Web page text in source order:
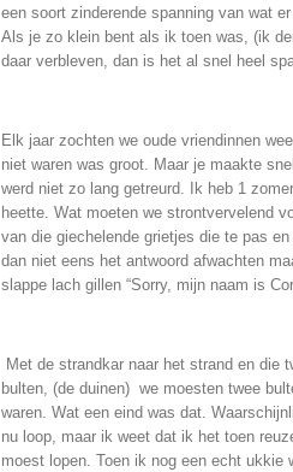
een soort zinderende spanning van wat
Als je zo klein bent als ik toen was, (ik
daar verbleven, dan is het al snel heel
Elk jaar zochten we oude vriendinnen
niet waren was groot. Maar je maakte
werd niet zo lang getreurd. Ik heb 1
heette. Wat moeten we strontvervelend
van die giechelende grietjes die te pas
dan niet eens het antwoord afwachten
slappe lach gillen “Sorry, mijn naam is
Met de strandkar naar het strand en die
bulten, (de duinen) we moesten twee
waren. Wat een eind was dat.
nu loop, maar ik weet dat ik het toen
moest lopen. Toen ik nog een echt ukkie